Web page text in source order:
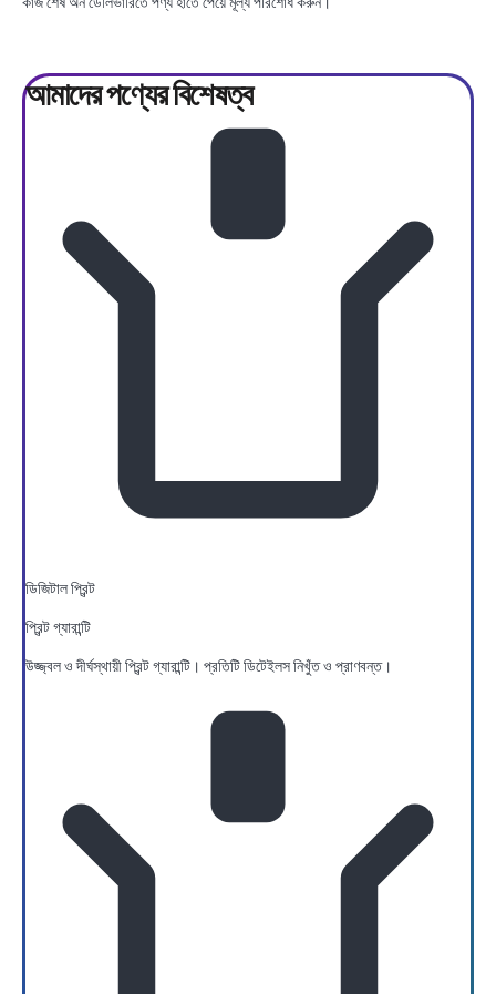
আমাদের পণ্যেরবিশেষত্ব
ডিজিটাল প্রিন্ট
প্রিন্ট গ্যারান্টি
উজ্জ্বল ও দীর্ঘস্থায়ী প্রিন্ট গ্যারান্টি। প্রতিটি ডিটেইলস নিখুঁত ও প্রাণবন্ত।